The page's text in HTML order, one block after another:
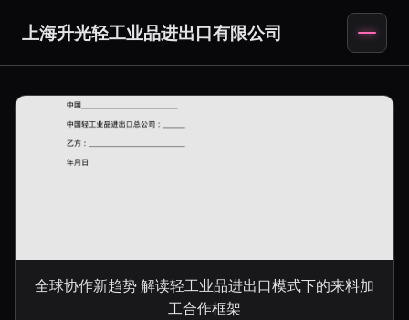
上海升光轻工业品进出口有限公司
全球协作新趋势 解读轻工业品进出口模式下的来料加
工合作框架